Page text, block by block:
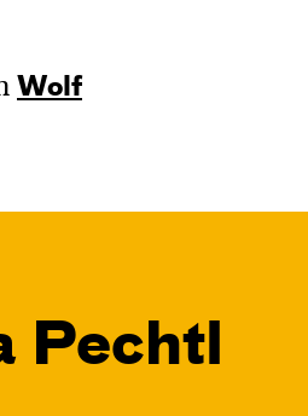
Wolf
Pechtl